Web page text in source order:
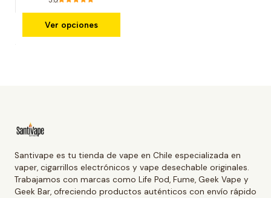
Ver opciones
Santivape es tu tienda de vape en Chile especializada en
vaper, cigarrillos electrónicos y vape desechable originales.
Trabajamos con marcas como Life Pod, Fume, Geek Vape y
Geek Bar, ofreciendo productos auténticos con envío rápido